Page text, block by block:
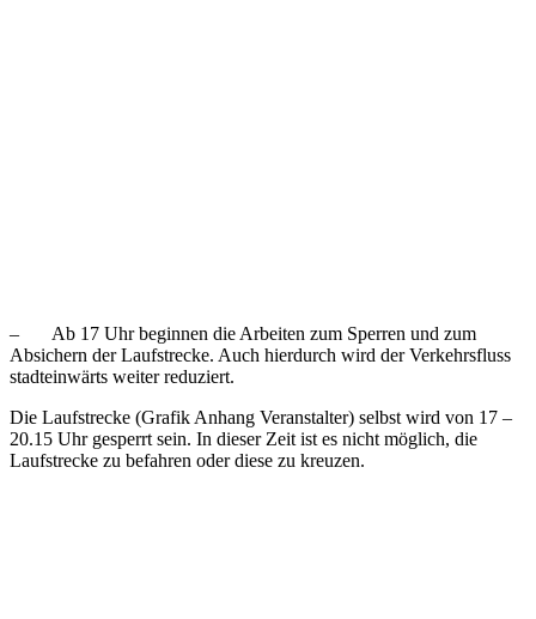
– Ab 17 Uhr beginnen die Arbeiten zum Sperren und zum
Absichern der Laufstrecke. Auch hierdurch wird der Verkehrsfluss
stadteinwärts weiter reduziert.
Die Laufstrecke (Grafik Anhang Veranstalter) selbst wird von 17 –
20.15 Uhr gesperrt sein. In dieser Zeit ist es nicht möglich, die
Laufstrecke zu befahren oder diese zu kreuzen.